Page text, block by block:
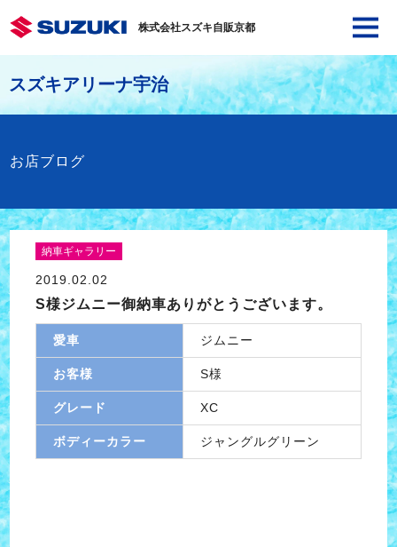
株式会社スズキ自販京都
スズキアリーナ宇治
お店ブログ
納車ギャラリー
2019.02.02
S様ジムニー御納車ありがとうございます。
愛車 ジムニー
お客様 S様
グレード XC
ボディーカラー ジャングルグリーン